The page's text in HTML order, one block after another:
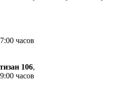
часов
106,
часов